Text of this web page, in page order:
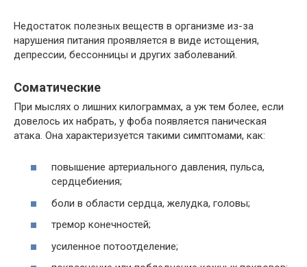
Недостаток полезных веществ в организме из-за
нарушения питания проявляется в виде истощения,
депрессии, бессонницы и других заболеваний.
Соматические
При мыслях о лишних килограммах, а уж тем более, если
довелось их набрать, у фоба появляется паническая
атака. Она характеризуется такими симптомами, как:
повышение артериального давления, пульса,
сердцебиения;
боли в области сердца, желудка, головы;
тремор конечностей;
усиленное потоотделение;